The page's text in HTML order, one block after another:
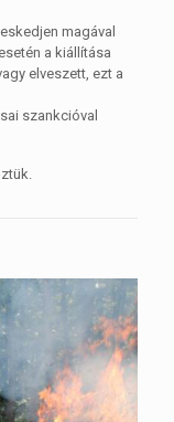
magával
a kiállítása
elveszett, ezt a
szankcióval